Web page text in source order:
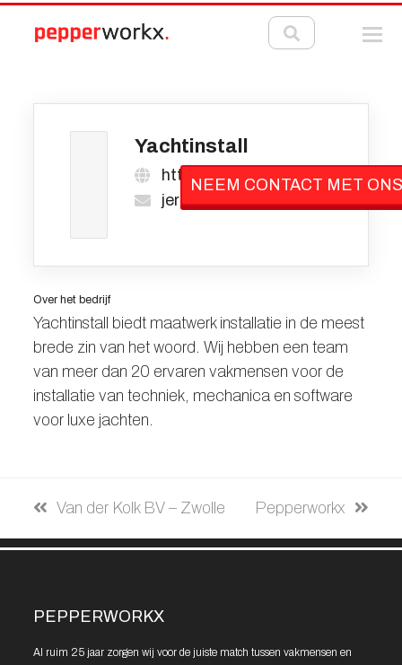
Yachtinstall
https://yachtinstall.nl/
jeroen@pepperworkx.nl
NEEM CONTACT MET
Over het bedrijf
Yachtinstall biedt maatwerk installatie in de meest
brede zin van het woord. Wij hebben een team
van meer dan 20 ervaren vakmensen voor de
installatie van techniek, mechanica en software
voor luxe jachten.
previous
Van der Kolk BV – Zwolle
next
Pepperworkx
PEPPERWORKX
Al ruim 25 jaar zorgen wij voor de juiste match tussen vakmensen en